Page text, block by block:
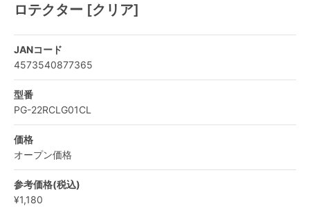
ロテクター [クリア]
JANコード
4573540877365
型番
PG-22RCLG01CL
価格
オープン価格
参考価格(税込)
¥1,180